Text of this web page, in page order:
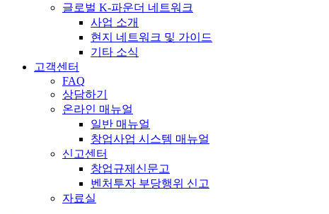
글로벌 K-파운더 네트워크
사업 소개
현지 네트워크 및 가이드
기타 소식
고객센터
FAQ
상담하기
온라인 매뉴얼
일반 매뉴얼
창업사업 시스템 매뉴얼
신고센터
창업규제신문고
벤처투자 부당행위 신고
자료실